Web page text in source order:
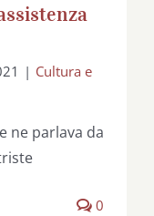
| Cultura e
ne parlava da
0